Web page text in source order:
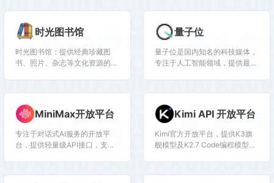
环境，降低封号风险。
时光图书馆
时光图书馆：提供经典珍藏图
书、照片、杂志等文化资源的数
197 量子位
量子位是国内知名的科技媒体，
专注于人工智能领域，提供最新
112
MiniMax开放平台
专注于对话式AI服务的开放平
台，提供轻量级API接口，支持
者。
116 Kimi API 开放平台
Kimi官方开放平台，提供K3旗
舰模型及K2.7 Code编程模型
高效构建智能应用。
147